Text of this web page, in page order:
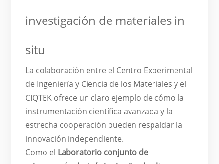
investigación de materiales in
situ
La colaboración entre el Centro Experimental
de Ingeniería y Ciencia de los Materiales y el
CIQTEK ofrece un claro ejemplo de cómo la
instrumentación científica avanzada y la
estrecha cooperación pueden respaldar la
innovación independiente.
Como el Laboratorio conjunto de